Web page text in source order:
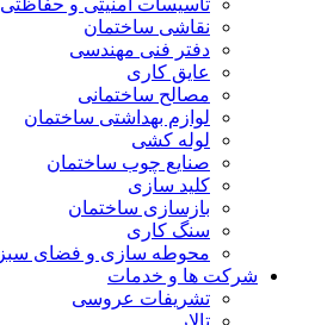
تاسیسات امنیتی و حفاظتی
نقاشی ساختمان
دفتر فنی مهندسی
عایق کاری
مصالح ساختمانی
لوازم بهداشتی ساختمان
لوله کشی
صنایع چوب ساختمان
کلید سازی
بازسازی ساختمان
سنگ کاری
محوطه سازی و فضای سبز
شرکت ها و خدمات
تشریفات عروسی